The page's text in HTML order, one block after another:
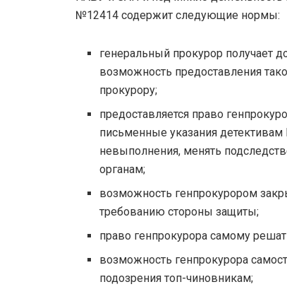
№12414 содержит следующие нормы:
генеральный прокурор получает
возможность предоставления
прокурору;
предоставляется право
письменные указания
невыполнения, менять
органам;
возможность генпрокурором
требованию стороны защиты;
право генпрокурора самому
возможность генпрокурора
подозрения топ-чиновникам;